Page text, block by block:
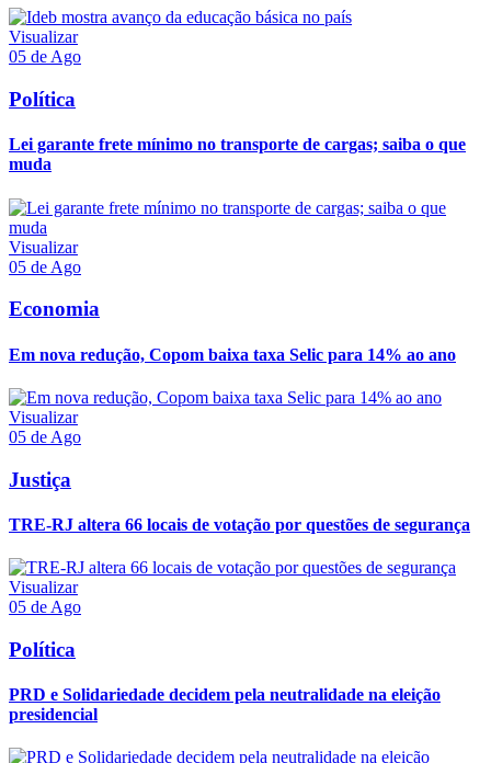
Visualizar
05 de Ago
Política
Lei garante frete mínimo no transporte de cargas; saiba o que
muda
Visualizar
05 de Ago
Economia
Em nova redução, Copom baixa taxa Selic para 14% ao ano
Visualizar
05 de Ago
Justiça
TRE-RJ altera 66 locais de votação por questões de segurança
Visualizar
05 de Ago
Política
PRD e Solidariedade decidem pela neutralidade na eleição
presidencial